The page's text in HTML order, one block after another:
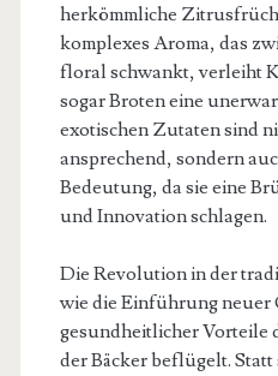
herkömmliche
komplexes Aroma, das
floral schwankt, verleiht
sogar Broten eine
exotischen Zutaten sind
ansprechend, sondern
Bedeutung, da sie eine
und Innovation schlagen.
Die Revolution in der
wie die Einführung neuer
gesundheitlicher Vorteile
der Bäcker beflügelt.